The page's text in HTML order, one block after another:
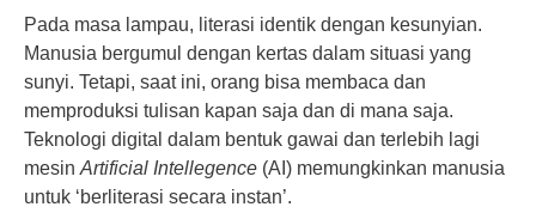
Pada masa lampau, literasi identik dengan kesunyian.
Manusia bergumul dengan kertas dalam situasi yang
sunyi. Tetapi, saat ini, orang bisa membaca dan
memproduksi tulisan kapan saja dan di mana saja.
Teknologi digital dalam bentuk gawai dan terlebih lagi
mesin Artificial Intellegence (AI) memungkinkan manusia
untuk ‘berliterasi secara instan’.